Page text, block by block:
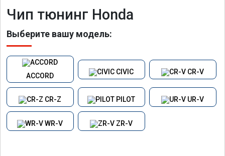
Чип тюнинг Honda
Выберите вашу модель:
ACCORD
CIVIC CR-V
CR-Z PILOT UR-V
WR-V ZR-V